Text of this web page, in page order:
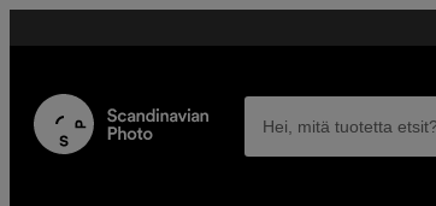
Hei, mitä tuotetta etsit?